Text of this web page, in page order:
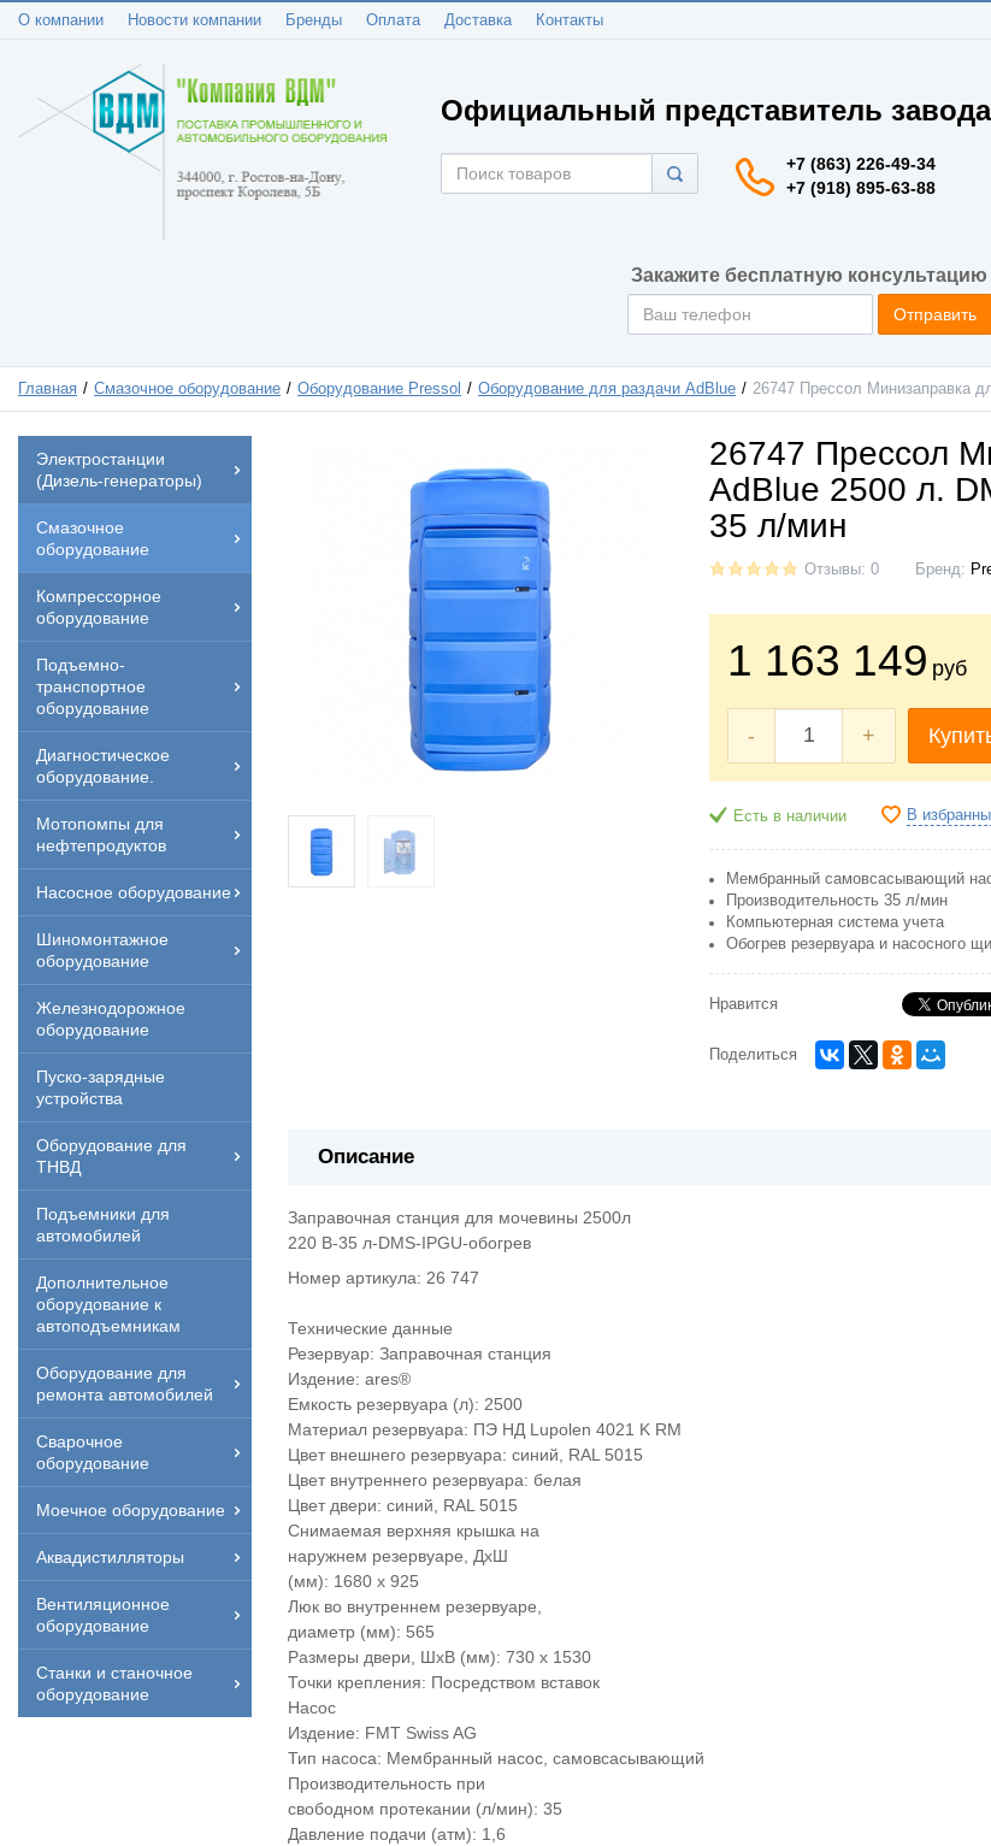
О компании Новости компании Бренды Оплата Доставка Контакты
Официальный представитель
+7 (863) 226-49-34
+7 (918) 895-63-88
Закажите бесплатную консультацию
Отправить
Главная Смазочное оборудование Оборудование Pressol Оборудование для раздачи AdBlue 26747 Прессол Минизаправка
Электростанции
(Дизель-генераторы)
Смазочное
оборудование
Компрессорное
оборудование
Подъемно-
транспортное
оборудование
Диагностическое
оборудование.
Мотопомпы для
нефтепродуктов
Насосное оборудование
Шиномонтажное
оборудование
Железнодорожное
оборудование
Пуско-зарядные
устройства
Оборудование для
ТНВД
Подъемники для
автомобилей
Дополнительное
оборудование к
автоподъемникам
Оборудование для
ремонта автомобилей
Сварочное
оборудование
Моечное оборудование
Аквадистилляторы
Вентиляционное
оборудование
Станки и станочное
оборудование
26747 Прессол
AdBlue 2500 л.
35 л/мин
Отзывы: 0 Бренд:
1 163 149 руб
- +
Есть в наличии В
Мембранный самовсасывающий
Производительность 35 л/мин
Компьютерная система учета
Обогрев резервуара и насосного
Нравится
Поделиться
Описание
Заправочная станция для мочевины 2500л
220 В-35 л-DMS-IPGU-обогрев
Номер артикула: 26 747
Технические данные
Резервуар: Заправочная станция
Издение: ares®
Емкость резервуара (л): 2500
Материал резервуара: ПЭ НД Lupolen 4021 K RM
Цвет внешнего резервуара: синий, RAL 5015
Цвет внутреннего резервуара: белая
Цвет двери: синий, RAL 5015
Снимаемая верхняя крышка на
наружнем резервуаре, ДхШ
(мм): 1680 x 925
Люк во внутреннем резервуаре,
диаметр (мм): 565
Размеры двери, ШхВ (мм): 730 x 1530
Точки крепления: Посредством вставок
Насос
Издение: FMT Swiss AG
Тип насоса: Мембранный насос, самовсасывающий
Производительность при
свободном протекании (л/мин): 35
Давление подачи (атм): 1,6